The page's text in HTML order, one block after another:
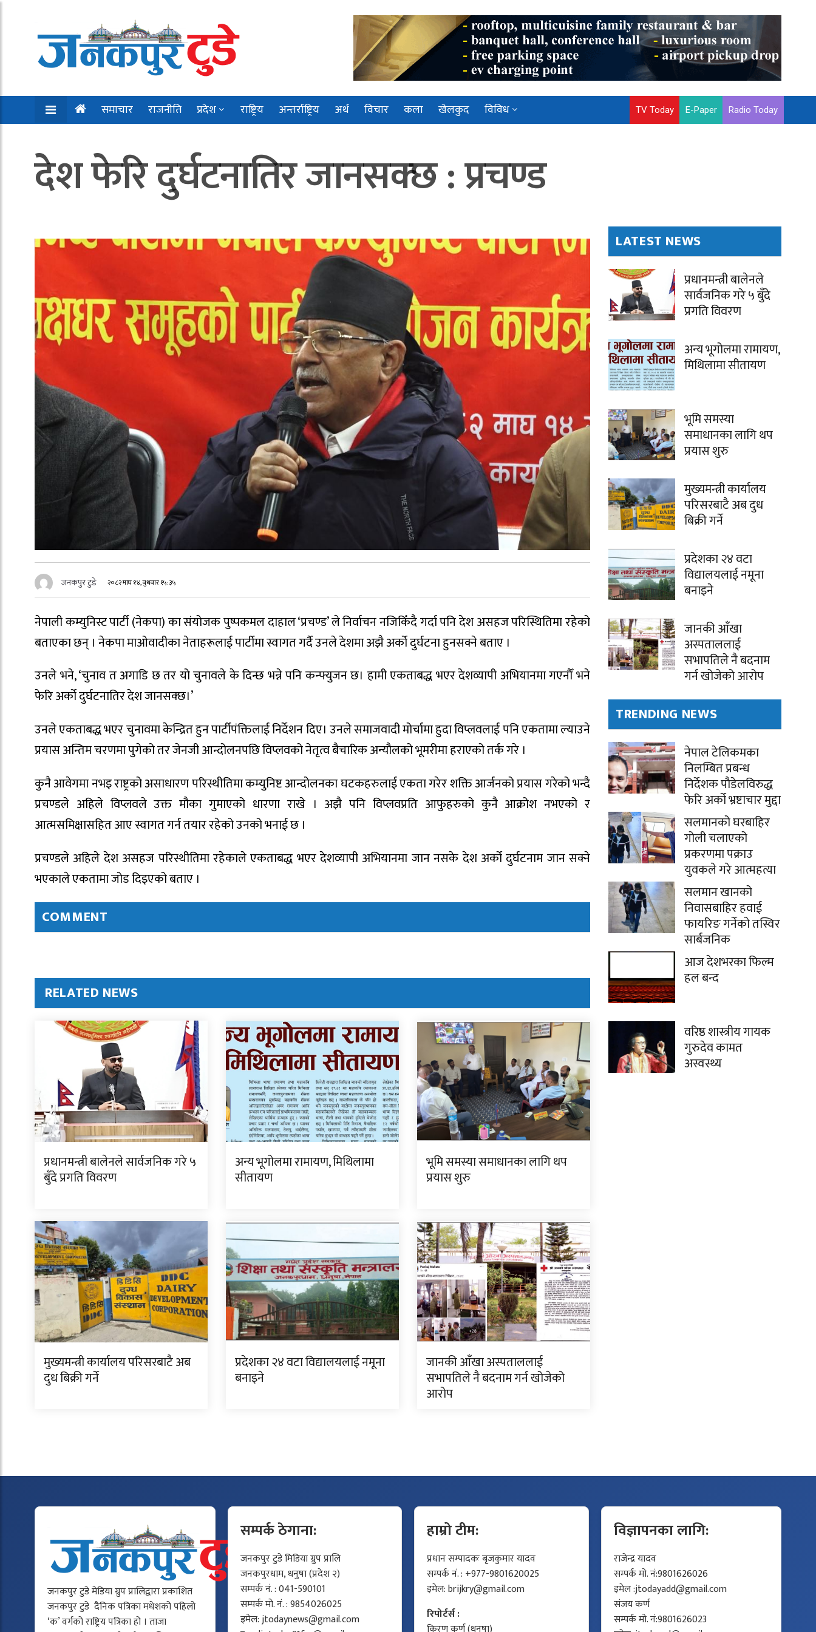
समाचार राजनीति प्रदेश राष्ट्रिय अन्तर्राष्ट्रिय अर्थ विचार कला खेलकुद विविध TV Today E-Paper Radio Today
देश फेरि दुर्घटनातिर जानसक्छ : प्रचण्ड
जनकपुर टुडे २०८२ माघ १४, बुधबार १५:३५
नेपाली कम्युनिस्ट पार्टी (नेकपा) का संयोजक पुष्पकमल दाहाल ‘प्रचण्ड’ ले निर्वाचन नजिकिँदै गर्दा पनि देश असहज परिस्थितिमा रहेको
बताएका छन् । नेकपा माओवादीका नेताहरूलाई पार्टीमा स्वागत गर्दै उनले देशमा अझै अर्को दुर्घटना हुनसक्ने बताए ।
उनले भने, ‘चुनाव त अगाडि छ तर यो चुनावले के दिन्छ भन्ने पनि कन्फ्युजन छ। हामी एकताबद्ध भएर देशव्यापी अभियानमा गएनौँ भने
फेरि अर्को दुर्घटनातिर देश जानसक्छ।’
उनले एकताबद्ध भएर चुनावमा केन्द्रित हुन पार्टीपंक्तिलाई निर्देशन दिए। उनले समाजवादी मोर्चामा हुदा विप्लवलाई पनि एकतामा ल्याउने
प्रयास अन्तिम चरणमा पुगेको तर जेनजी आन्दोलनपछि विप्लवको नेतृत्व बैचारिक अन्यौलको भूमरीमा हराएको तर्क गरे ।
कुनै आवेगमा नभइ राष्ट्रको असाधारण परिस्थीतिमा कम्युनिष्ट आन्दोलनका घटकहरुलाई एकता गरेर शक्ति आर्जनको प्रयास गरेको भन्दै
प्रचण्डले अहिले विप्लवले उक्त मौका गुमाएको धारणा राखे । अझै पनि विप्लवप्रति आफुहरुको कुनै आक्रोश नभएको र
आत्मसमिक्षासहित आए स्वागत गर्न तयार रहेको उनको भनाई छ ।
प्रचण्डले अहिले देश असहज परिस्थीतिमा रहेकाले एकताबद्ध भएर देशव्यापी अभियानमा जान नसके देश अर्को दुर्घटनाम जान सक्ने
भएकाले एकतामा जोड दिइएको बताए ।
COMMENT
RELATED NEWS
प्रधानमन्त्री बालेनले सार्वजनिक गरे ५
बुँदे प्रगति विवरण
अन्य भूगोलमा रामायण, मिथिलामा
सीतायण
भूमि समस्या समाधानका लागि थप
प्रयास शुरु
मुख्यमन्त्री कार्यालय परिसरबाटै अब
दुध बिक्री गर्ने
प्रदेशका २४ वटा विद्यालयलाई नमूना
बनाइने
जानकी आँखा अस्पताललाई
सभापतिले नै बदनाम गर्न खोजेको
आरोप
LATEST NEWS
प्रधानमन्त्री बालेनले
सार्वजनिक गरे ५ बुँदे
प्रगति विवरण
अन्य भूगोलमा रामायण,
मिथिलामा सीतायण
भूमि समस्या
समाधानका लागि थप
प्रयास शुरु
मुख्यमन्त्री कार्यालय
परिसरबाटै अब दुध
बिक्री गर्ने
प्रदेशका २४ वटा
विद्यालयलाई नमूना
बनाइने
जानकी आँखा
अस्पताललाई
सभापतिले नै बदनाम
गर्न खोजेको आरोप
TRENDING NEWS
नेपाल टेलिकमका
निलम्बित प्रबन्ध
निर्देशक पौडेलविरुद्ध
फेरि अर्को भ्रष्टाचार मुद्दा
सलमानको घरबाहिर
गोली चलाएको
प्रकरणमा पक्राउ
युवकले गरे आत्महत्या
सलमान खानको
निवासबाहिर हवाई
फायरिङ गर्नेको तस्विर
सार्बजनिक
आज देशभरका फिल्म
हल बन्द
वरिष्ठ शास्त्रीय गायक
गुरुदेव कामत
अस्वस्थ्य
जनकपुर टुडे मेडिया ग्रुप प्रालिद्वारा प्रकाशित
जनकपुर टुडे दैनिक पत्रिका मधेशको पहिलो
‘क’ वर्गको राष्ट्रिय पत्रिका हो । ताजा
सम्पर्क ठेगाना:
जनकपुर टुडे मिडिया ग्रुप प्रालि
जनकपुरधाम, धनुषा (प्रदेश २)
सम्पर्क नं. : 041-590101
सम्पर्क मो. नं. : 9854026025
इमेल:jtodaynews@gmail.com
हाम्रो टीम:
प्रधान सम्पादकः बृजकुमार यादव
सम्पर्क नं. : +977-9801620025
इमेल:brijkry@gmail.com
रिपोर्टर्स :
विज्ञापनका लागि:
राजेन्द्र यादव
सम्पर्क मो. नं:9801626026
इमेल :jtodayadd@gmail.com
संजय कर्ण
सम्पर्क मो. नं:9801626023